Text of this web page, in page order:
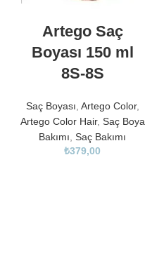
Artego Saç
Boyası 150 ml
8S-8S
Saç Boyası Artego Color,
Artego Color Hair, Saç Boya
Bakımı Saç Bakımı
₺379,00